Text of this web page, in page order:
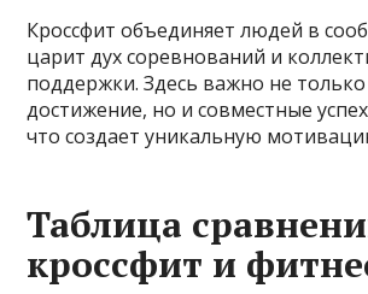
Кроссфит объединяет людей в
царит дух соревнований и
поддержки. Здесь важно не
достижение, но и совместные
что создает уникальную
Таблица
кроссфит и